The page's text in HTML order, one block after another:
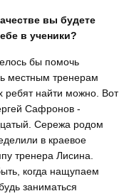
вы будете
в ученики?
бы помочь
местным тренерам
ребят найти можно. Вот
Сафронов -
Сережа родом
в краевое
тренера Лисина.
когда нащупаем
заниматься